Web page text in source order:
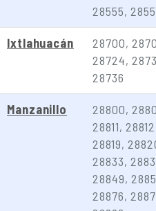
28555,
Ixtlahuacán
28700,
28724,
28736
Manzanillo
28800,
28811,
28819,
28833,
28849,
28876,